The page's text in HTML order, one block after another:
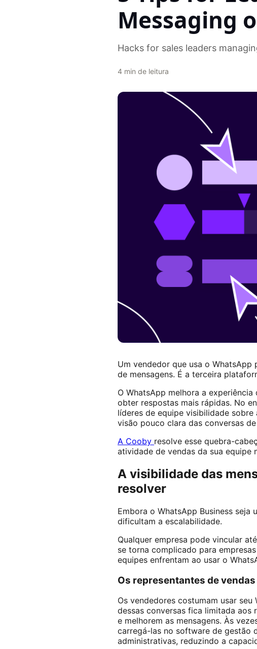
Messaging
Hacks for sales leaders
4 min de leitura
Um vendedor que usa o
de mensagens. É a terceira
O WhatsApp melhora a
obter respostas mais rápidas. No
líderes de equipe visibilidade
visão pouco clara das conversas
A Cooby resolve esse quebra-
atividade de vendas da sua equipe
A visibilidade das
resolver
Embora o WhatsApp Business
dificultam a escalabilidade.
Qualquer empresa pode vincular
se torna complicado para
equipes enfrentam ao usar o
Os representantes de
Os vendedores costumam usar
dessas conversas fica limitada aos
e melhorem as mensagens. Às
carregá-las no software de gestão
administrativas, reduzindo a